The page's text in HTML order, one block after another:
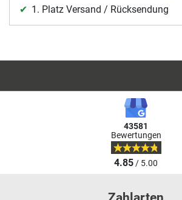
1. Platz Versand / Rücksendung
43581
Bewertungen
4.85/ 5.00